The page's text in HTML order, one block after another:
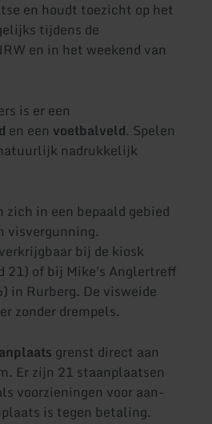
en houdt toezicht op het
tijdens de
en in het weekend van
is er een
en een voetbalveld. Spelen
nadrukkelijk
zich in een bepaald gebied
visvergunning.
bij de kiosk
21) of bij Mike's Anglertreff
in Rurberg. De visweide
zonder drempels.
grenst direct aan
Er zijn 21 staanplaatsen
voorzieningen voor aan-
is tegen betaling.